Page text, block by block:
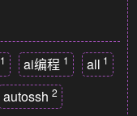
1 ai编程 1 all 1
autossh 2